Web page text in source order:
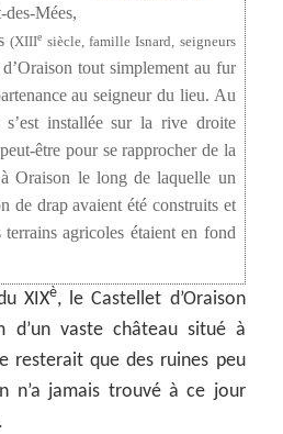
Mées,
(XIIIe siècle, famille Isnard, seigneurs
tout simplement au fur
au seigneur du lieu. Au
installée sur la rive droite
être pour se rapprocher de la
Oraison le long de laquelle un
de drap avaient été construits et
agricoles étaient en fond
XIXè, le Castellet d’Oraison
d’un vaste château situé à
resterait que des ruines peu
n’a jamais trouvé à ce jour